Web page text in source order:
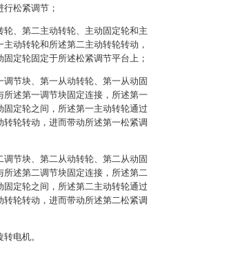
松紧调节；
、第二主动转轮、主动固定轮和主
动转轮和所述第二主动转轮转动，
定轮固定于所述松紧调节平台上；
节块、第一从动转轮、第一从动固
述第一调节块固定连接，所述第一
定轮之间，所述第一主动转轮通过
轮转动，进而带动所述第一松紧调
节块、第二从动转轮、第二从动固
述第二调节块固定连接，所述第二
定轮之间，所述第二主动转轮通过
轮转动，进而带动所述第二松紧调
电机。